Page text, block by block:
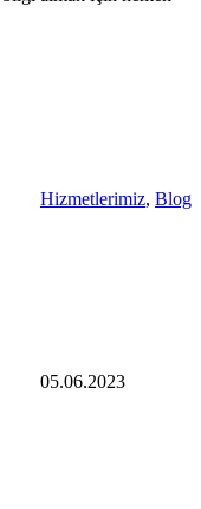
Hizmetlerimiz, Blog
05.06.2023